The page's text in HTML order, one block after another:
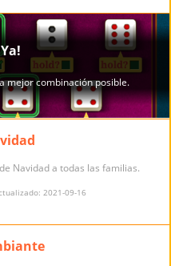
Navidad a todas las familias.
2021-09-16